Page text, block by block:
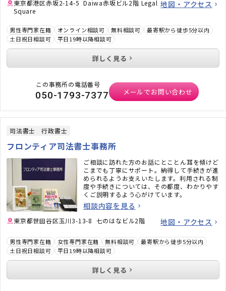
東京都港区赤坂2-14-5 Daiwa赤坂ビル2階 Legal
Square
地図・アクセス
男性専門家在籍 オンライン相談可 無料相談可
最寄駅から徒歩5分以内
土日祝日相談可
平日19時以降相談可
詳しく見る
この事務所の電話番号
050-1793-7377 メールでお問い合わせ
司法書士 行政書士
フロンティア司法書士事務所
ご相談に訪れた方のお話にとことん耳を傾けど
こまでも丁寧にサポート。納得して手続きが進
められるようお支えいたします。利用される制
度や手続きについては、その都度、わかりやす
くご説明するよう心がけています。
相談内容を見る
東京都世田谷区玉川3-13-8 七のはなビル2階 地図・アクセス
男性専門家在籍 女性専門家在籍 無料相談可
最寄駅から徒歩5分以内
土日祝日相談可
平日19時以降相談可
詳しく見る